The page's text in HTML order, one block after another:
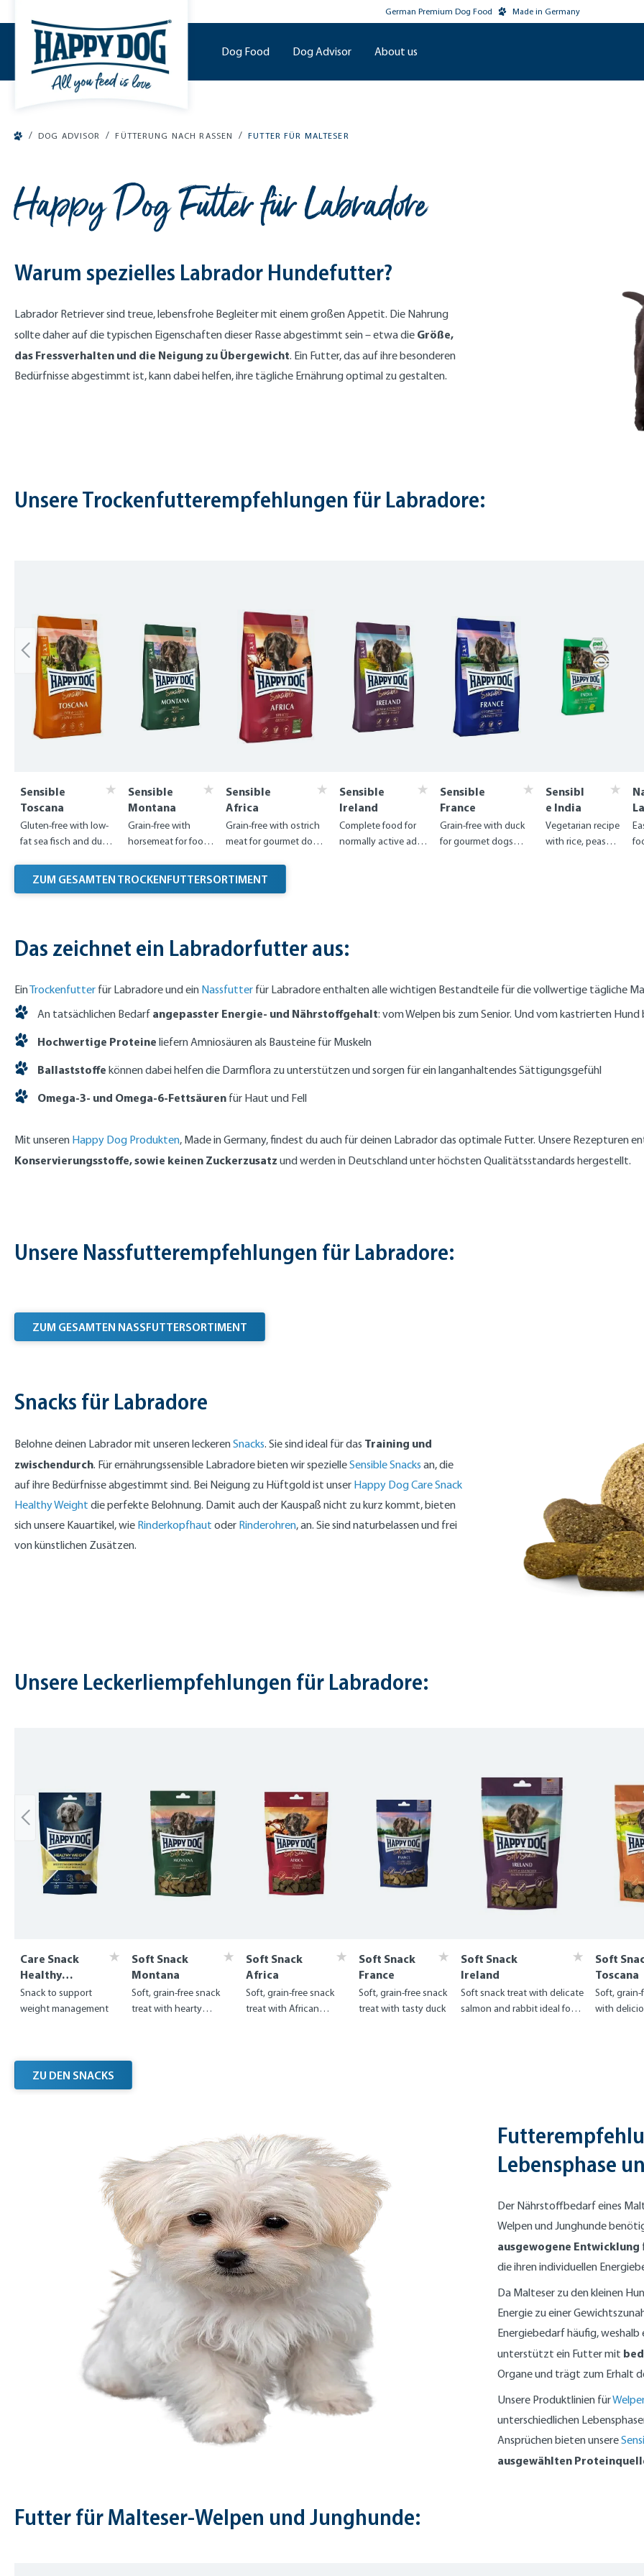
German Premium Dog Food Made in Germany
Dog Food Dog Advisor About us
/ DOG ADVISOR / FÜTTERUNG NACH RASSEN / FUTTER FÜR MALTESER
Happy Dog Futter für Labradore
Warum spezielles Labrador Hundefutter?
Labrador Retriever sind treue, lebensfrohe Begleiter mit einem großen Appetit. Die Nahrung
sollte daher auf die typischen Eigenschaften dieser Rasse abgestimmt sein – etwa die Größe,
das Fressverhalten und die Neigung zu Übergewicht. Ein Futter, das auf ihre besonderen
Bedürfnisse abgestimmt ist, kann dabei helfen, ihre tägliche Ernährung optimal zu gestalten.
Unsere Trockenfutterempfehlungen für Labradore:
Sensible
Toscana
Gluten-free with low-
fat sea fisch and duck
Sensible
Montana
Grain-free with
horsemeat for food-
Sensible
Africa
Grain-free with ostrich
meat for gourmet dogs
Sensible
Ireland
Complete food for
normally active adult
Sensible
France
Grain-free with duck
for gourmet dogs
Sensibl
e India
Vegetarian recipe
with rice, peas
ZUM GESAMTEN TROCKENFUTTERSORTIMENT
Das zeichnet ein Labradorfutter aus:
EinTrockenfutter für Labradore und ein Nassfutter für Labradore enthalten alle wichtigen Bestandteile für die vollwertige tägliche
An tatsächlichen Bedarf angepasster Energie- und Nährstoffgehalt: vom Welpen bis zum Senior. Und vom kastrierten
Hochwertige Proteine liefern Amniosäuren als Bausteine für Muskeln
Ballaststoffe können dabei helfen die Darmflora zu unterstützen und sorgen für ein langanhaltendes Sättigungsgefühl
Omega-3- und Omega-6-Fettsäuren für Haut und Fell
Mit unseren Happy Dog Produkten, Made in Germany, findest du auch für deinen Labrador das optimale Futter. Unsere Rezepturen
Konservierungsstoffe, sowie keinen Zuckerzusatz und werden in Deutschland unter höchsten Qualitätsstandards hergestellt.
Unsere Nassfutterempfehlungen für Labradore:
ZUM GESAMTEN NASSFUTTERSORTIMENT
Snacks für Labradore
Belohne deinen Labrador mit unseren leckerenSnacks. Sie sind ideal für das Training und
zwischendurch. Für ernährungssensible Labradore bieten wir spezielleSensible Snacks an, die
auf ihre Bedürfnisse abgestimmt sind. Bei Neigung zu Hüftgold ist unser Happy Dog Care Snack
Healthy Weight die perfekte Belohnung. Damit auch der Kauspaß nicht zu kurz kommt, bieten
sich unsere Kauartikel, wie Rinderkopfhaut oder Rinderohren, an. Sie sind naturbelassen und frei
von künstlichen Zusätzen.
Unsere Leckerliempfehlungen für Labradore:
Care Snack
Healthy
Weight
Snack to support
weight management
Soft Snack
Montana
Soft, grain-free snack
treat with hearty
Soft Snack
Africa
Soft, grain-free snack
treat with African
Soft Snack
France
Soft, grain-free snack
treat with tasty duck
Soft Snack
Ireland
Soft snack treat with delicate
salmon and rabbit ideal for
Soft
Toscana
Soft, grain-
with
ZU DEN SNACKS
Lebensphase
Der Nährstoffbedarf eines
Welpen und Junghunde
ausgewogene Entwicklung
die ihren individuellen
Da Malteser zu den kleinen
Energie zu einer
Energiebedarf häufig,
unterstützt ein Futter mit
Organe und trägt zum Erhalt
Unsere Produktlinien für
unterschiedlichen
Ansprüchen bieten unsere
ausgewählten
Futter für Malteser-Welpen und Junghunde: